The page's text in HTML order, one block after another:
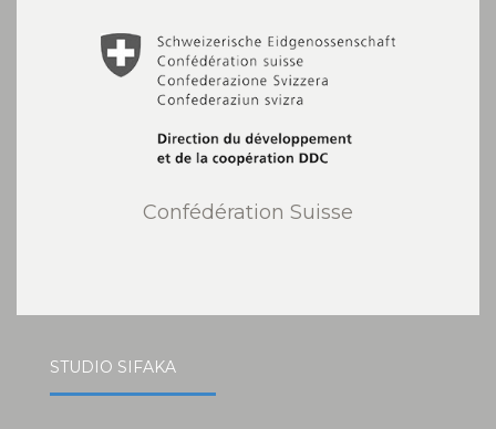
Confédération Suisse
STUDIO SIFAKA